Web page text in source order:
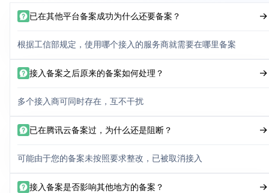
已在其他平台备案成功为什么还要备案？
根据工信部规定，使用哪个接入的服务商就需要在哪里备案
接入备案之后原来的备案如何处理？
多个接入商可同时存在，互不干扰
已在腾讯云备案过，为什么还是阻断？
可能由于您的备案未按照要求整改，已被取消接入
接入备案是否影响其他地方的备案？